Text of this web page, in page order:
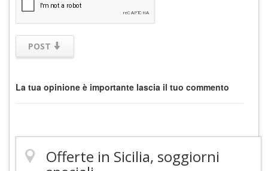
POST
La tua opinione è importante lascia il tuo commento
Offerte in Sicilia, soggiorni